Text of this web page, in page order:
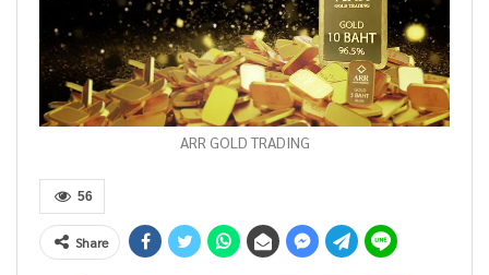
ARR GOLD TRADING
56
Share